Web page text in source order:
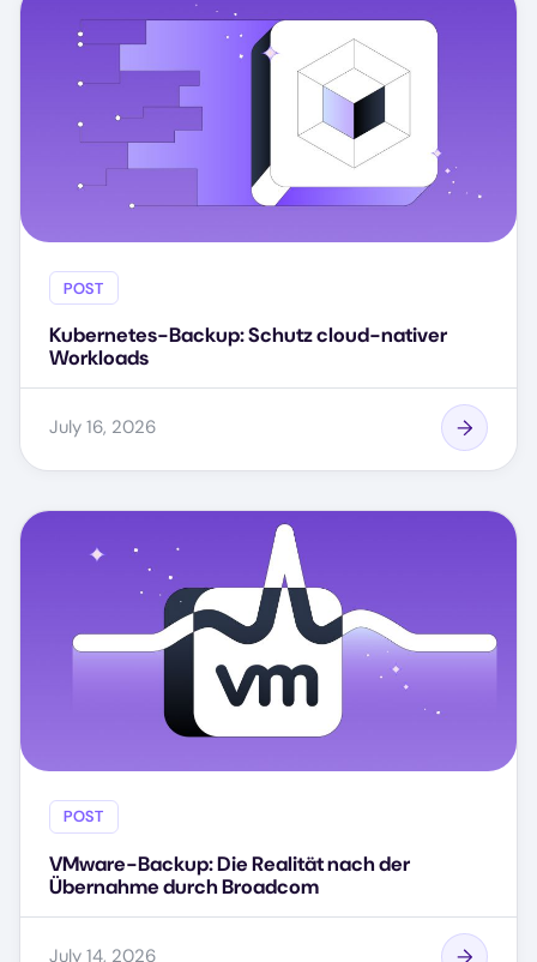
POST
Kubernetes-Backup: Schutz cloud-nativer
Workloads
July 16, 2026
POST
VMware-Backup: Die Realität nach der
Übernahme durch Broadcom
July 14, 2026